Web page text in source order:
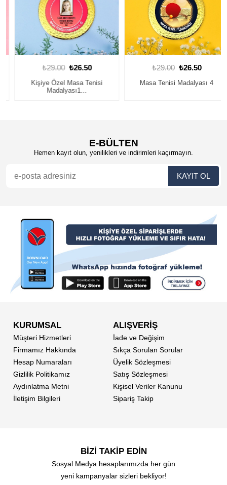
₺29.00 ₺26.50
Kişiye Özel Masa Tenisi
Madalyası1...
₺29.00 ₺26.50
Masa Tenisi Madalyası 4
E-BÜLTEN
Hemen kayıt olun, yenilikleri ve indirimleri kaçırmayın.
KURUMSAL
Müşteri Hizmetleri
Firmamız Hakkında
Hesap Numaraları
Gizlilik Politikamız
Aydınlatma Metni
İletişim Bilgileri
ALIŞVERİŞ
İade ve Değişim
Sıkça Sorulan Sorular
Üyelik Sözleşmesi
Satış Sözleşmesi
Kişisel Veriler Kanunu
Sipariş Takip
BİZİ TAKİP EDİN
Sosyal Medya hesaplarımızda her gün
yeni kampanyalar sizleri bekliyor!